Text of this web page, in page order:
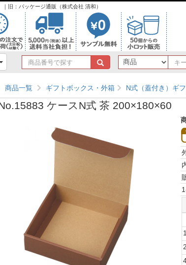
旧：パッケージ通販（株式会社 清和）
商
品
号
で
商品一覧 ギフトボックス・外箱 N式（蓋付き）ギ
ケースN式 茶 200×180×60